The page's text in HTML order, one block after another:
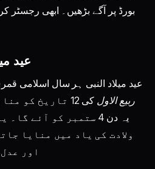
بورڈ پر آگے بڑھیں۔ ابھی رجسٹر
عید
عید میلاد النبی ہر سال اسلامی
ربیع الاول
یہ دن 4 ستمبر کو آئے
ولادت کی یاد میں منایا
اور